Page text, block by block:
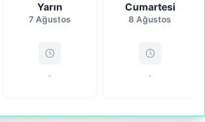
Yarın
7 Ağustos
-
Cumartesi
8 Ağustos
-